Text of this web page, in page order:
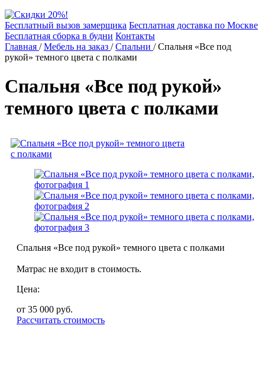
Бесплатный вызов замерщика Бесплатная доставка по Москве
Бесплатная сборка в будни Контакты
Главная /Мебель на заказ /Спальни /Спальня «Все под
рукой» темного цвета с полками
Спальня «Все под рукой»
темного цвета с полками
Спальня «Все под рукой» темного цвета с полками
Матрас не входит в стоимость.
Цена:
от 35 000 руб.
Рассчитать стоимость